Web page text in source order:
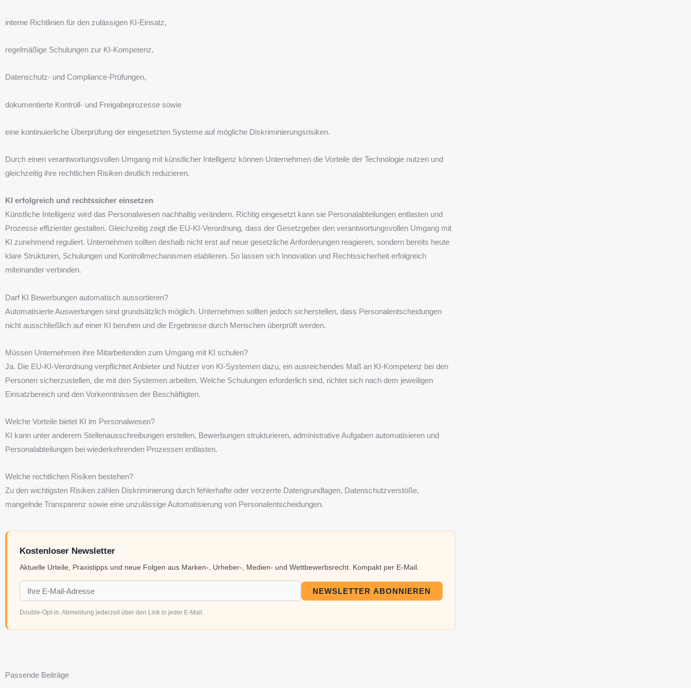
interne Richtlinien für den zulässigen KI-Einsatz,
regelmäßige Schulungen zur KI-Kompetenz,
Datenschutz- und Compliance-Prüfungen,
dokumentierte Kontroll- und Freigabeprozesse sowie
eine kontinuierliche Überprüfung der eingesetzten Systeme auf mögliche Diskriminierungsrisiken.
Durch einen verantwortungsvollen Umgang mit künstlicher Intelligenz können Unternehmen die Vorteile der Technologie nutzen und
gleichzeitig ihre rechtlichen Risiken deutlich reduzieren.
KI erfolgreich und rechtssicher einsetzen
Künstliche Intelligenz wird das Personalwesen nachhaltig verändern. Richtig eingesetzt kann sie Personalabteilungen entlasten und
Prozesse effizienter gestalten. Gleichzeitig zeigt die EU-KI-Verordnung, dass der Gesetzgeber den verantwortungsvollen Umgang mit
KI zunehmend reguliert. Unternehmen sollten deshalb nicht erst auf neue gesetzliche Anforderungen reagieren, sondern bereits heute
klare Strukturen, Schulungen und Kontrollmechanismen etablieren. So lassen sich Innovation und Rechtssicherheit erfolgreich
miteinander verbinden.
Darf KI Bewerbungen automatisch aussortieren?
Automatisierte Auswertungen sind grundsätzlich möglich. Unternehmen sollten jedoch sicherstellen, dass Personalentscheidungen
nicht ausschließlich auf einer KI beruhen und die Ergebnisse durch Menschen überprüft werden.
Müssen Unternehmen ihre Mitarbeitenden zum Umgang mit KI schulen?
Ja. Die EU-KI-Verordnung verpflichtet Anbieter und Nutzer von KI-Systemen dazu, ein ausreichendes Maß an KI-Kompetenz bei den
Personen sicherzustellen, die mit den Systemen arbeiten. Welche Schulungen erforderlich sind, richtet sich nach dem jeweiligen
Einsatzbereich und den Vorkenntnissen der Beschäftigten.
Welche Vorteile bietet KI im Personalwesen?
KI kann unter anderem Stellenausschreibungen erstellen, Bewerbungen strukturieren, administrative Aufgaben automatisieren und
Personalabteilungen bei wiederkehrenden Prozessen entlasten.
Welche rechtlichen Risiken bestehen?
Zu den wichtigsten Risiken zählen Diskriminierung durch fehlerhafte oder verzerrte Datengrundlagen, Datenschutzverstöße,
mangelnde Transparenz sowie eine unzulässige Automatisierung von Personalentscheidungen.
Kostenloser Newsletter
Aktuelle Urteile, Praxistipps und neue Folgen aus Marken-, Urheber-, Medien- und Wettbewerbsrecht. Kompakt per E-Mail.
NEWSLETTER ABONNIEREN
Double-Opt-in. Abmeldung jederzeit über den Link in jeder E-Mail.
Passende Beiträge